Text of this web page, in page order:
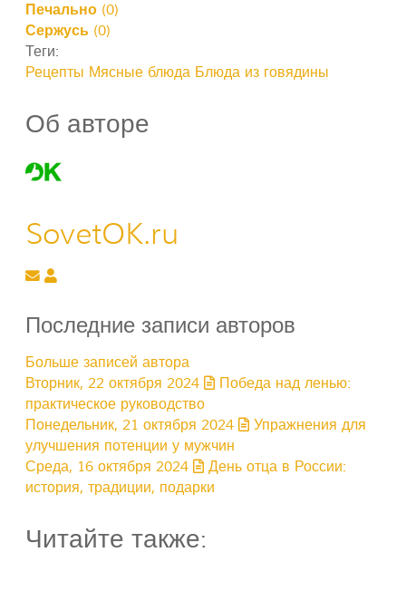
Печально (0)
Сержусь (0)
Теги:
Рецепты Мясные блюда Блюда из говядины
Об авторе
SovetOK.ru
Подписаться на обновление автора
SovetOK.ru
Последние записи авторов
Больше записей автора
Вторник, 22 октября 2024
Победа над ленью:
практическое руководство
Понедельник, 21 октября 2024
Упражнения для
улучшения потенции у мужчин
Среда, 16 октября 2024
День отца в России:
история, традиции, подарки
Читайте также: